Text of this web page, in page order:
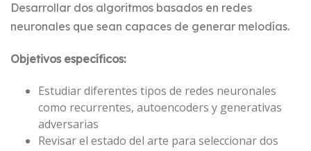
Desarrollar dos algoritmos basados en redes
neuronales que sean capaces de generar melodías.
Objetivos específicos:
Estudiar diferentes tipos de redes neuronales
como recurrentes, autoencoders y generativas
adversarias
Revisar el estado del arte para seleccionar dos